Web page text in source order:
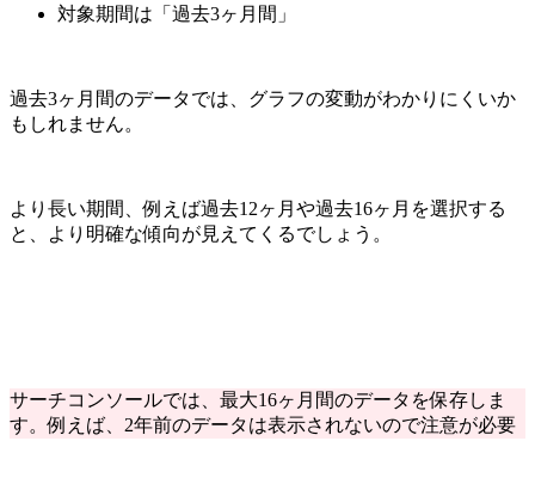
対象期間は「過去3ヶ月間」
過去3ヶ月間のデータでは、グラフの変動がわかりにくいか
もしれません。
より長い期間、例えば過去12ヶ月や過去16ヶ月を選択する
と、より明確な傾向が見えてくるでしょう。
サーチコンソールでは、最大16ヶ月間のデータを保存しま
す。例えば、2年前のデータは表示されないので注意が必要